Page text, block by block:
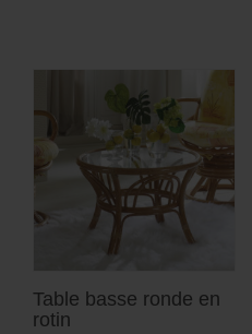
Table basse ronde en
rotin